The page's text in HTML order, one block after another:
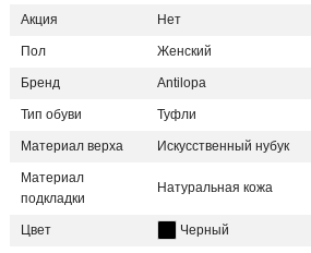
Акция Нет
Пол Женский
Бренд Antilopa
Тип обуви Туфли
Материал верха Искусственный нубук
Материал
подкладки
Натуральная кожа
Цвет Черный